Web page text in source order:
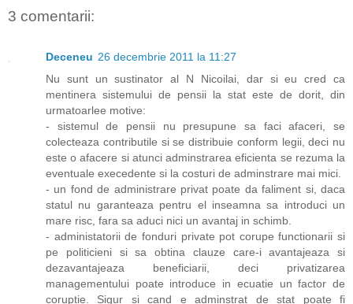
3 comentarii:
Deceneu 26 decembrie 2011 la 11:27
Nu sunt un sustinator al N Nicoilai, dar si eu cred ca
mentinera sistemului de pensii la stat este de dorit, din
urmatoarlee motive:
- sistemul de pensii nu presupune sa faci afaceri, se
colecteaza contributile si se distribuie conform legii, deci nu
este o afacere si atunci adminstrarea eficienta se rezuma la
eventuale execedente si la costuri de adminstrare mai mici.
- un fond de administrare privat poate da faliment si, daca
statul nu garanteaza pentru el inseamna sa introduci un
mare risc, fara sa aduci nici un avantaj in schimb.
- administatorii de fonduri private pot corupe functionarii si
pe politicieni si sa obtina clauze care-i avantajeaza si
dezavantajeaza beneficiarii, deci privatizarea
managementului poate introduce in ecuatie un factor de
coruptie. Sigur si cand e adminstrat de stat poate fi